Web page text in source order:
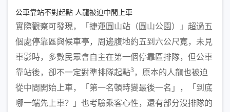
公車靠站不對起點 人龍被迫中間上車
實際觀察可發現，「捷運圓山站（圓山公園）」超過五
個處停靠區與候車亭，周邊腹地約五到六公尺寬，未見
車影時，多數民眾會自主在第一個停靠區排隊，但公車
靠站後，卻不一定對準排隊起點3 ，原本的人龍也被迫
從中間開始上車，「第一名頓時變最後一名」，「到底
哪一端先上車？」也考驗乘客心性，還有部分沒排隊的